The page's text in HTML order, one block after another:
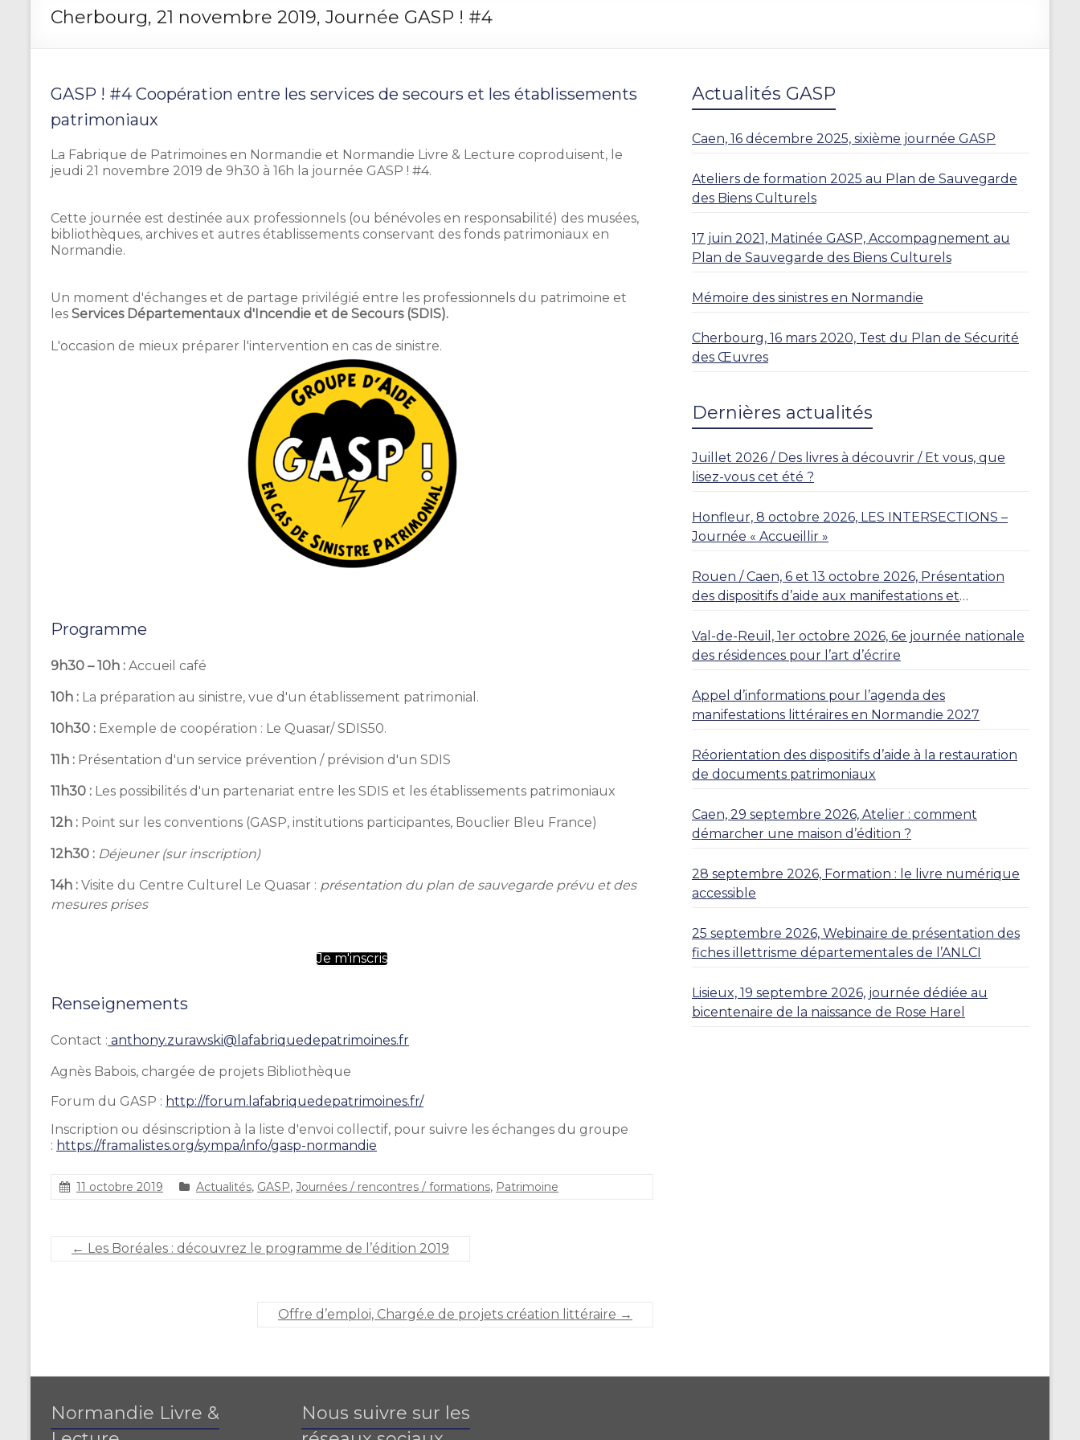
Cherbourg, 21 novembre 2019, Journée GASP ! #4
GASP ! #4 Coopération entre les services de secours et les établissements
patrimoniaux
La Fabrique de Patrimoines en Normandie et Normandie Livre & Lecture coproduisent, le
jeudi 21 novembre 2019 de 9h30 à 16h la journée GASP ! #4.
Cette journée est destinée aux professionnels (ou bénévoles en responsabilité) des musées,
bibliothèques, archives et autres établissements conservant des fonds patrimoniaux en
Normandie.
Un moment d'échanges et de partage privilégié entre les professionnels du patrimoine et
les Services Départementaux d'Incendie et de Secours (SDIS).
L'occasion de mieux préparer l'intervention en cas de sinistre.
Programme
9h30 – 10h : Accueil café
10h : La préparation au sinistre, vue d'un établissement patrimonial.
10h30 : Exemple de coopération : Le Quasar/ SDIS50.
11h : Présentation d'un service prévention / prévision d'un SDIS
11h30 : Les possibilités d'un partenariat entre les SDIS et les établissements patrimoniaux
12h : Point sur les conventions (GASP, institutions participantes, Bouclier Bleu France)
12h30 : Déjeuner (sur inscription)
14h : Visite du Centre Culturel Le Quasar : présentation du plan de sauvegarde prévu et des
mesures prises
Je m'inscris
Renseignements
Contact : anthony.zurawski@ lafabriquedepatrimoines.fr
Agnès Babois, chargée de projets Bibliothèque
Forum du GASP : http://forum. lafabriquedepatrimoines.fr/
Inscription ou désinscription à la liste d'envoi collectif, pour suivre les échanges du groupe
: https://framalistes.org/sympa/info/gasp-normandie
R
I
E
11 octobre 2019 Actualités, GASP, Journées / rencontres / formations, Patrimoine
← Les Boréales : découvrez le programme de l’édition 2019
Offre d’emploi, Chargé.e de projets création littéraire →
Actualités GASP
Caen, 16 décembre 2025, sixième journée GASP
Ateliers de formation 2025 au Plan de Sauvegarde
des Biens Culturels
17 juin 2021, Matinée GASP, Accompagnement au
Plan de Sauvegarde des Biens Culturels
Mémoire des sinistres en Normandie
Cherbourg, 16 mars 2020, Test du Plan de Sécurité
des Œuvres
Dernières actualités
Juillet 2026 / Des livres à découvrir / Et vous, que
lisez-vous cet été ?
Honfleur, 8 octobre 2026, LES INTERSECTIONS –
Journée « Accueillir »
Rouen / Caen, 6 et 13 octobre 2026, Présentation
des dispositifs d’aide aux manifestations et
Val-de-Reuil, 1er octobre 2026, 6e journée nationale
des résidences pour l’art d’écrire
Appel d’informations pour l’agenda des
manifestations littéraires en Normandie 2027
Réorientation des dispositifs d’aide à la restauration
de documents patrimoniaux
Caen, 29 septembre 2026, Atelier : comment
démarcher une maison d’édition ?
28 septembre 2026, Formation : le livre numérique
accessible
25 septembre 2026, Webinaire de présentation des
fiches illettrisme départementales de l’ANLCI
Lisieux, 19 septembre 2026, journée dédiée au
bicentenaire de la naissance de Rose Harel
Normandie Livre &
Nous suivre sur les